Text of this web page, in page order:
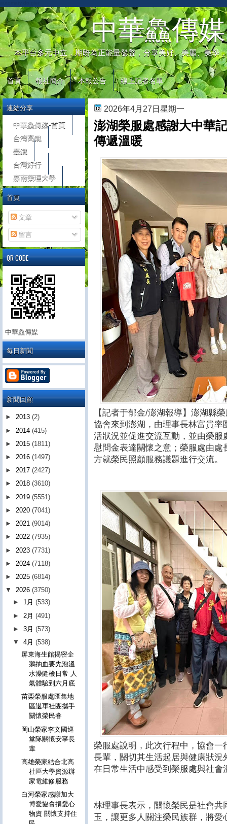
中華鱻傳媒
本平台多元中立，期盼為正能量發聲，分享美好、美麗、美學
首頁 報社簡介 本報公告 線上記者名單
2026年4月27日星期一
澎湖榮服處感謝大中華
傳遞溫暖
【記者于郁金/澎湖報導】澎湖縣
協會來到澎湖，由理事長林富貴
活狀況並促進交流互動，並由榮
慰問金表達關懷之意；榮服處由
方就榮民照顧服務議題進行交流。
榮服處說明，此次行程中，協會
長輩，關切其生活起居與健康狀
在日常生活中感受到榮服處與社會
林理事長表示，關懷榮民是社會
玉，讓更多人關注榮民族群，將
連結分享
中華鱻傳媒-首頁
台灣高鐵
臺鐵
台灣好行
嘉南藥理大學
首頁
文章
留言
QR CODE
中華鱻傳媒
每日新聞
新聞回顧
► 2013 (2)
► 2014 (415)
► 2015 (1811)
► 2016 (1497)
► 2017 (2427)
► 2018 (3610)
► 2019 (5551)
► 2020 (7041)
► 2021 (9014)
► 2022 (7935)
► 2023 (7731)
► 2024 (7118)
► 2025 (6814)
▼ 2026 (3750)
► 1月(533)
► 2月(491)
►3月(573)
▼4月(538)
屏東海生館揭密企
鵝抽血要先泡溫
水澡健檢日常 人
氣體驗到六月底
苗栗榮服處匯集地
區退軍社團攜手
關懷榮民眷
岡山榮家李文國巡
堂隊關懷安寧長
輩
高雄榮家結合北高
社區大學資源辦
家電維修服務
白河榮家感謝加大
博愛協會捐愛心
物資 關懷支持住